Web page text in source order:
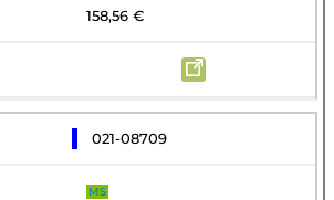
158,56 €
021-08709
MS